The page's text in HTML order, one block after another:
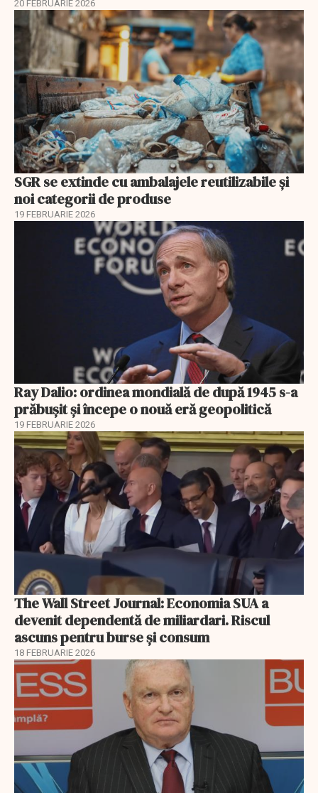
20 FEBRUARIE 2026
SGR se extinde cu ambalajele reutilizabile și
noi categorii de produse
19 FEBRUARIE 2026
Ray Dalio: ordinea mondială de după 1945 s-a
prăbușit și începe o nouă eră geopolitică
19 FEBRUARIE 2026
The Wall Street Journal: Economia SUA a
devenit dependentă de miliardari. Riscul
ascuns pentru burse și consum
18 FEBRUARIE 2026
EXCLUSIV